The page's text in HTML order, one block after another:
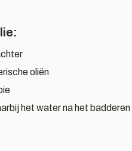
oliën
het water na het